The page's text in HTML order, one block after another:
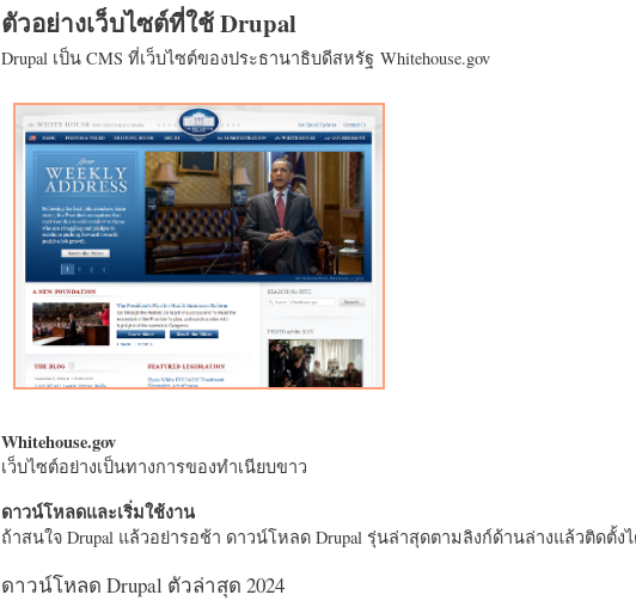
ตัวอย่างเว็บไซต์ที่ใช้ Drupal
Drupal เป็น CMS ที่เว็บไซต์ของประธานาธิบดีสหรัฐ Whitehouse.gov
Whitehouse.gov
เว็บไซต์อย่างเป็นทางการของทำเนียบขาว
ดาวน์โหลดและเริ่มใช้งาน
ถ้าสนใจ Drupal แล้วอย่ารอช้า ดาวน์โหลด Drupal รุ่นล่าสุดตามลิงก์ด้านล่างแล้วติดตั้ง
ดาวน์โหลด Drupal ตัวล่าสุด 2024